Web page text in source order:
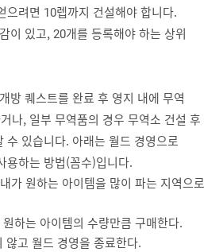
으려면 10렙까지 건설해야 합니다.
이 있고, 20개를 등록해야 하는 상위
방 퀘스트를 완료 후 영지 내에 무역
나, 일부 무역품의 경우 무역소 건설 후
수 있습니다. 아래는 월드 경영으로
용하는 방법(꼼수)입니다.
가 원하는 아이템을 많이 파는 지역으로
하는 아이템의 수량만큼 구매한다.
않고 월드 경영을 종료한다.